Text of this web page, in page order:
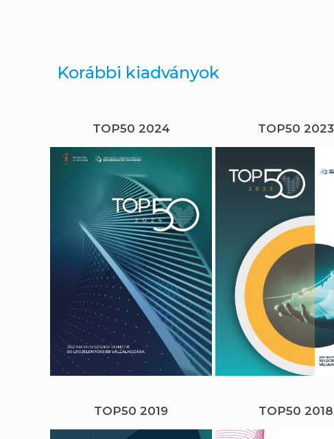
Korábbi kiadványok
TOP50 2024 TOP50 2023
TOP50 2019 TOP50 2018